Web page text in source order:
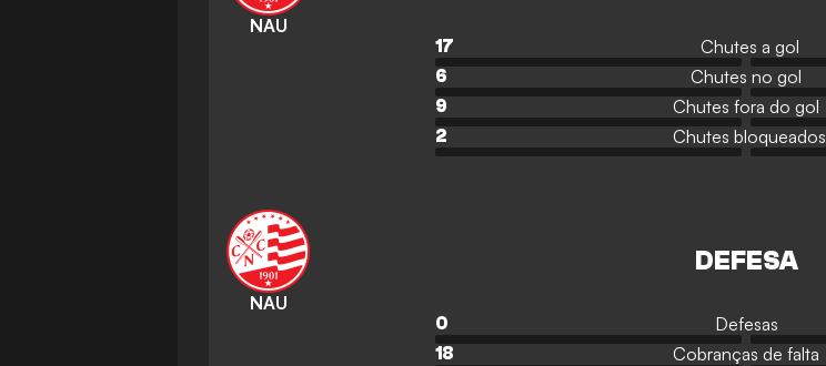
NAU
17 Chutes a gol
6
Chutes no gol
9
Chutes fora do gol
2
Chutes bloqueados
NAU
DEFESA
0 Defesas
18
Cobranças de falta